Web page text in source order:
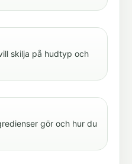
skilja på hudtyp och
gör och hur du